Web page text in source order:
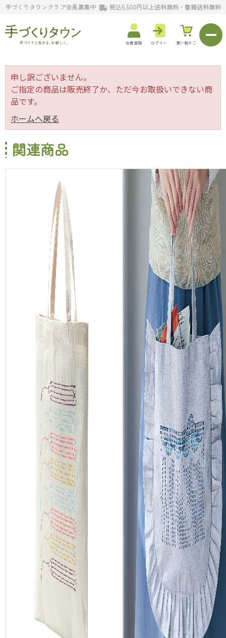
手づくりタウンクラブ会員募集中 税込5,500円以上送料無料・書籍送料無料
会員登録 ログイン 買い物かご
申し訳ございません。
ご指定の商品は販売終了か、ただ今お取扱いできない商
品です。
ホームへ戻る
関連商品